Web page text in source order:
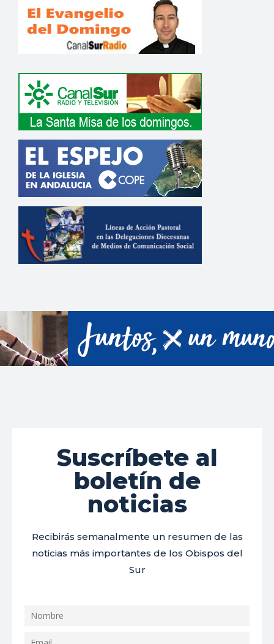
Suscríbete al
boletín de
noticias
Recibirás semanalmente un resumen de las
noticias más importantes de los Obispos del
Sur